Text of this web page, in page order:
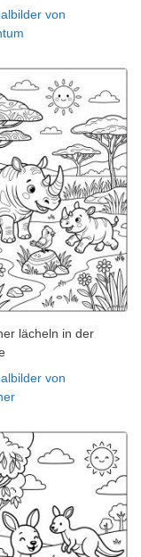
von
lächeln in der
von